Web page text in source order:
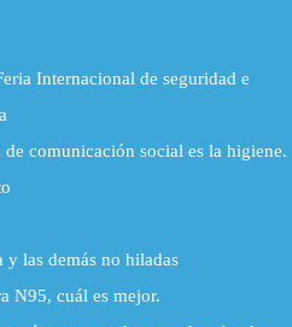
Internacional de seguridad e
comunicación social es la higiene.
las demás no hiladas
N95, cuál es mejor.